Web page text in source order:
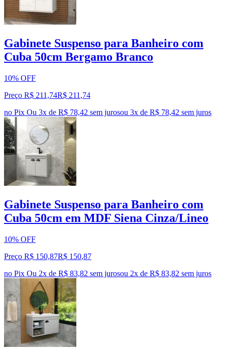
Gabinete Suspenso para Banheiro com
Cuba 50cm Bergamo Branco
10% OFF
Preço R$ 211,74R$ 211 ,74
no Pix Ou 3x de R$ 78,42 sem jurosou 3x de R$ 78,42 sem juros
Gabinete Suspenso para Banheiro com
Cuba 50cm em MDF Siena Cinza/Lineo
10% OFF
Preço R$ 150,87R$ 150,87
no Pix Ou 2x de R$ 83,82 sem jurosou 2x de R$ 83,82 sem juros